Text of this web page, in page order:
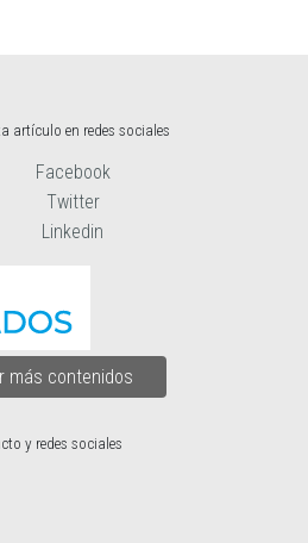
artículo en redes sociales
Facebook
Twitter
Linkedin
más contenidos
y redes sociales